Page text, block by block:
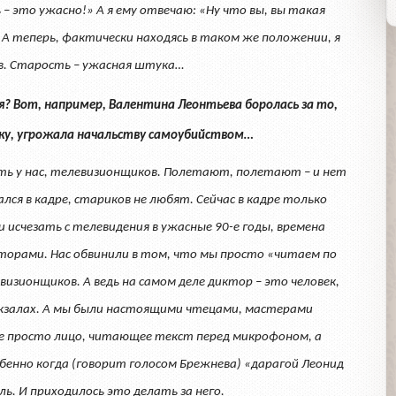
это ужасно!» А я ему отвечаю: «Ну что вы, вы такая
теперь, фактически находясь в таком же положении, я
Старость – ужасная штука…
Вот, например, Валентина Леонтьева боролась за то,
угрожала начальству самоубийством…
у нас, телевизионщиков. Полетают, полетают – и нет
в кадре, стариков не любят. Сейчас в кадре только
с телевидения в ужасные 90-е годы, времена
Нас обвинили в том, что мы просто «читаем по
А ведь на самом деле диктор – это человек,
А мы были настоящими чтецами, мастерами
просто лицо, читающее текст перед микрофоном, а
когда (говорит голосом Брежнева) «дарагой Леонид
И приходилось это делать за него.